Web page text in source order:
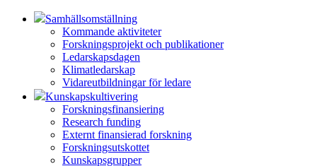
Samhällsomställning
Kommande aktiviteter
Forskningsprojekt och publikationer
Ledarskapsdagen
Klimatledarskap
Vidareutbildningar för ledare
Kunskapskultivering
Forskningsfinansiering
Research funding
Externt finansierad forskning
Forskningsutskottet
Kunskapsgrupper